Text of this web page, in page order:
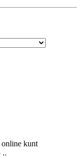
online kunt
..